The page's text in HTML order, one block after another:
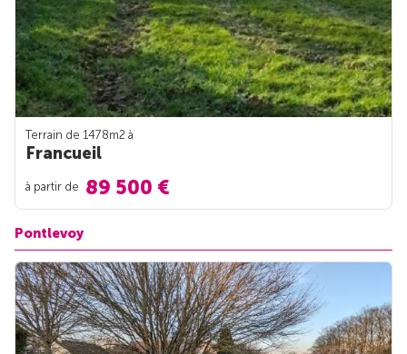
Terrain de 1478m2 à
Francueil
à partir de 89 500 €
Pontlevoy